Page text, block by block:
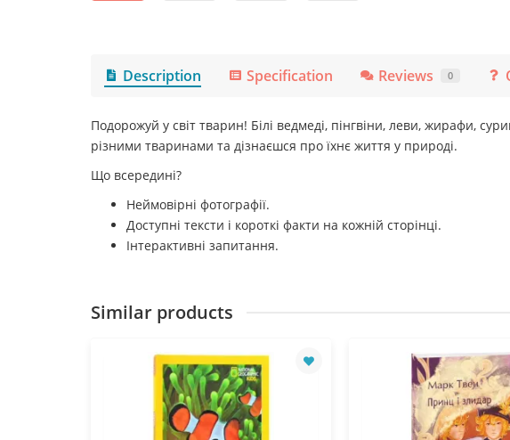
Description Specification Reviews 0
Подорожуй у світ тварин! Білі ведмеді, пінгвіни, леви, жирафи,
різними тваринами та дізнаєшся про їхнє життя у природі.
Що всередині?
Неймовірні фотографії.
Доступні тексти і короткі факти на кожній сторінці.
Інтерактивні запитання.
Similar products